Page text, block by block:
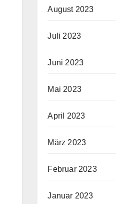
August 2023
Juli 2023
Juni 2023
Mai 2023
April 2023
März 2023
Februar 2023
Januar 2023